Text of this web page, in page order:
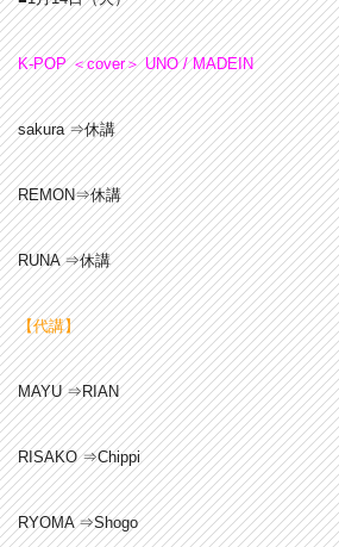
K-POP ＜cover＞ UNO / MADEIN
sakura ⇒休講
REMON⇒休講
RUNA ⇒休講
【代講】
MAYU ⇒RIAN
RISAKO ⇒Chippi
RYOMA ⇒Shogo